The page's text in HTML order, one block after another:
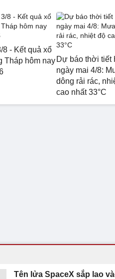
8 - Kết quả xổ
Tháp hôm nay Dự báo thời tiết
ngày mai 4/8:
dông rải rác,
cao nhất 33°C
Tên lửa SpaceX sắp lao